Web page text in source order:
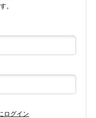
。
ログイン